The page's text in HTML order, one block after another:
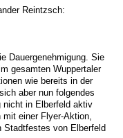
Reintzsch:
Sie
gesamten Wuppertaler
wie bereits in der
aber nun folgendes
in Elberfeld aktiv
einer Flyer-Aktion,
von Elberfeld